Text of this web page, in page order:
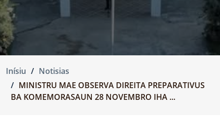
Inísiu
Notisias
MINISTRU MAE OBSERVA DIREITA PREPARATIVUS
BA KOMEMORASAUN 28 NOVEMBRO IHA ...